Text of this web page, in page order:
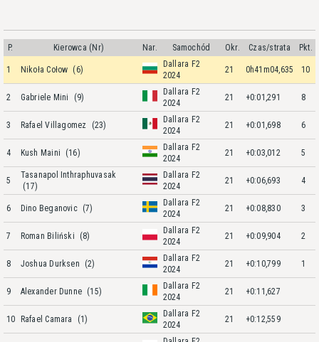
P. Kierowca (Nr) Nar. Samochód Okr. Czas/strata Pkt.
1 Nikoła Cołow (6)
Dallara F2
2024
21 0h41m04,635 10
2 Gabriele Mini (9)
Dallara F2
2024
21 +0:01,291 8
3 Rafael Villagomez (23)
Dallara F2
2024
21 +0:01,698 6
4 Kush Maini (16)
Dallara F2
2024
21 +0:03,012 5
5
Tasanapol Inthraphuvasak
(17)
Dallara F2
2024
21 +0:06,693 4
6 Dino Beganovic (7)
Dallara F2
2024
21 +0:08,830 3
7 Roman Biliński (8)
Dallara F2
2024
21 +0:09,904 2
8 Joshua Durksen (2)
Dallara F2
2024
21 +0:10,799 1
9 Alexander Dunne (15)
Dallara F2
2024
21 +0:11,627
10 Rafael Camara (1)
Dallara F2
2024
21 +0:12,559